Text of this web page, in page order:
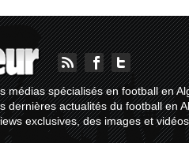
médias spécialisés en football en
dernières actualités du football en
exclusives, des images et